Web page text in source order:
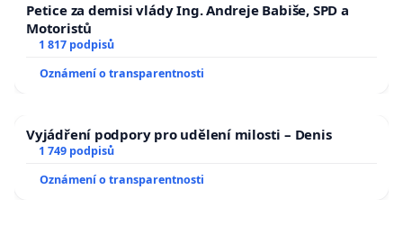
Petice za demisi vlády Ing. Andreje Babiše, SPD a
Motoristů
1 817 podpisů
Oznámení o transparentnosti
Vyjádření podpory pro udělení milosti – Denis
1 749 podpisů
Oznámení o transparentnosti